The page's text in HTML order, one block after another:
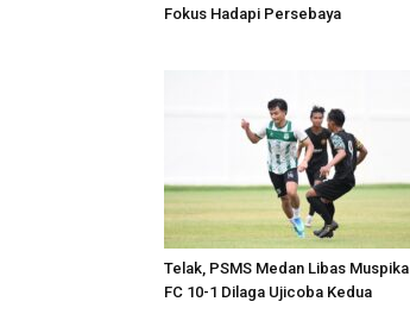
Fokus Hadapi Persebaya
Telak, PSMS Medan Libas Muspika
FC 10-1 Dilaga Ujicoba Kedua